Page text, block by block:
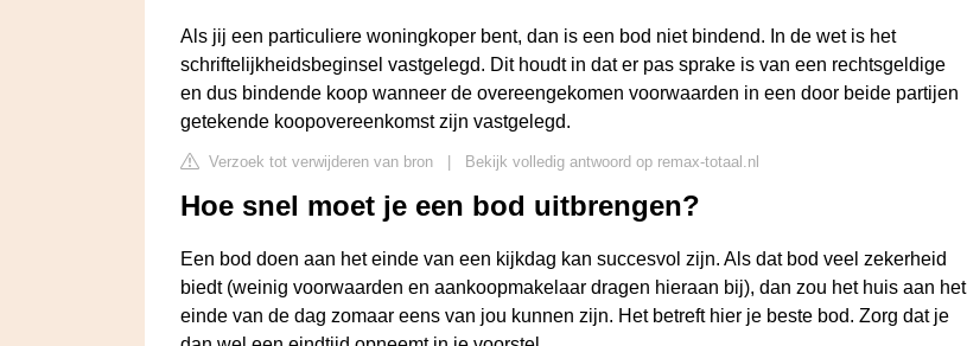
Als jij een particuliere woningkoper bent, dan is een bod niet bindend. In de wet is het
schriftelijkheidsbeginsel vastgelegd. Dit houdt in dat er pas sprake is van een rechtsgeldige
en dus bindende koop wanneer de overeengekomen voorwaarden in een door beide partijen
getekende koopovereenkomst zijn vastgelegd.
Verzoek tot verwijderen van bron Bekijk volledig antwoord op remax-totaal.nl
Hoe snel moet je een bod uitbrengen?
Een bod doen aan het einde van een kijkdag kan succesvol zijn. Als dat bod veel zekerheid
biedt (weinig voorwaarden en aankoopmakelaar dragen hieraan bij), dan zou het huis aan het
einde van de dag zomaar eens van jou kunnen zijn. Het betreft hier je beste bod. Zorg dat je